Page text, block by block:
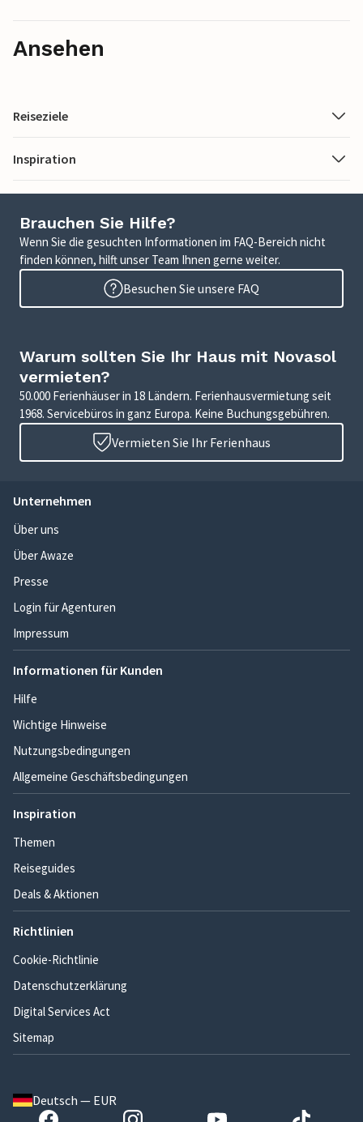
Ansehen
Reiseziele
Inspiration
Brauchen Sie Hilfe?
Wenn Sie die gesuchten Informationen im FAQ-Bereich nicht
finden können, hilft unser Team Ihnen gerne weiter.
Besuchen Sie unsere FAQ
Warum sollten Sie Ihr Haus mit Novasol
vermieten?
50.000 Ferienhäuser in 18 Ländern. Ferienhausvermietung seit
1968. Servicebüros in ganz Europa. Keine Buchungsgebühren.
Vermieten Sie Ihr Ferienhaus
Unternehmen
Über uns
Über Awaze
Presse
Login für Agenturen
Impressum
Informationen für Kunden
Hilfe
Wichtige Hinweise
Nutzungsbedingungen
Allgemeine Geschäftsbedingungen
Inspiration
Themen
Reiseguides
Deals & Aktionen
Richtlinien
Cookie-Richtlinie
Datenschutzerklärung
Digital Services Act
Sitemap
Deutsch — EUR